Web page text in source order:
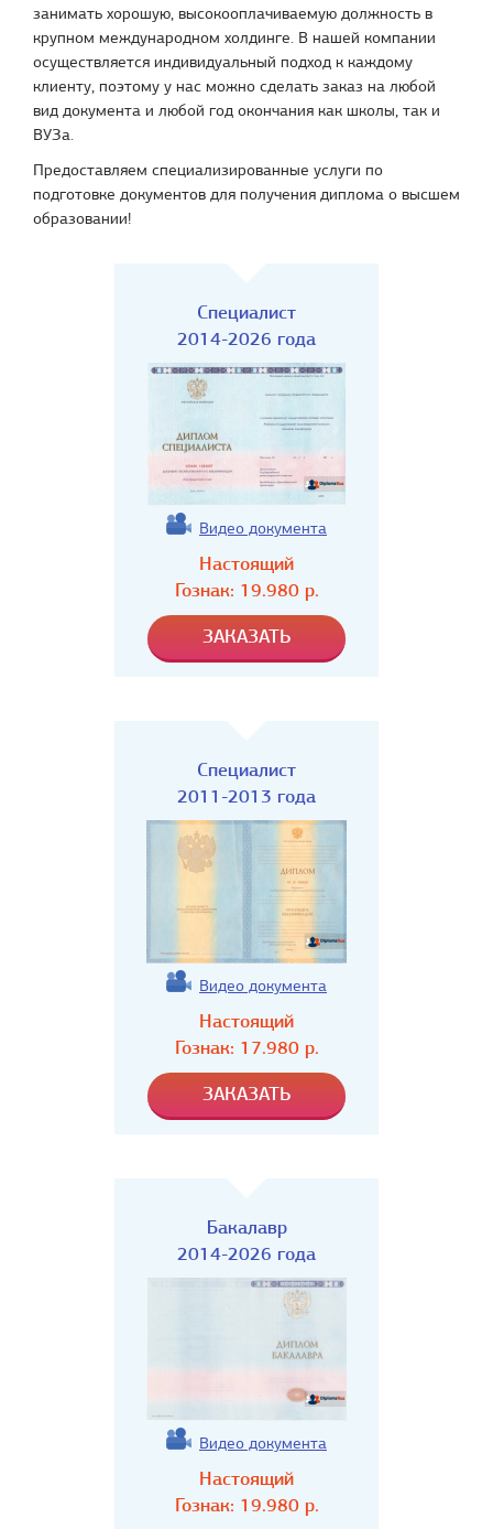
занимать хорошую, высокооплачиваемую должность в
крупном международном холдинге. В нашей компании
осуществляется индивидуальный подход к каждому
клиенту, поэтому у нас можно сделать заказ на любой
вид документа и любой год окончания как школы, так и
ВУЗа.
Предоставляем специализированные услуги по
подготовке документов для получения диплома о высшем
образовании!
Специалист
2014-2026 года
Видео документа
Настоящий
Гознак: 19.980р.
Специалист
2011-2013 года
Видео документа
Настоящий
Гознак: 17.980р.
Бакалавр
2014-2026 года
Видео документа
Настоящий
Гознак: 19.980р.